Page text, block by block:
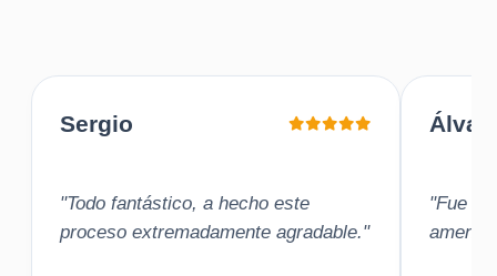
Sergio
"Todo fantástico, a hecho este
proceso extremadamente agradable."
"Fue
amena"